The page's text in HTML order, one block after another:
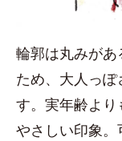
輪郭は丸みが
ため、大人っ
す。実年齢より
やさしい印象。